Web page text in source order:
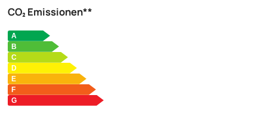
CO₂ Emissionen**